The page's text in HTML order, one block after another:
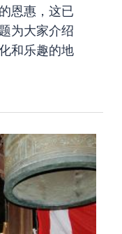
恩惠，这已
为大家介绍
和乐趣的地